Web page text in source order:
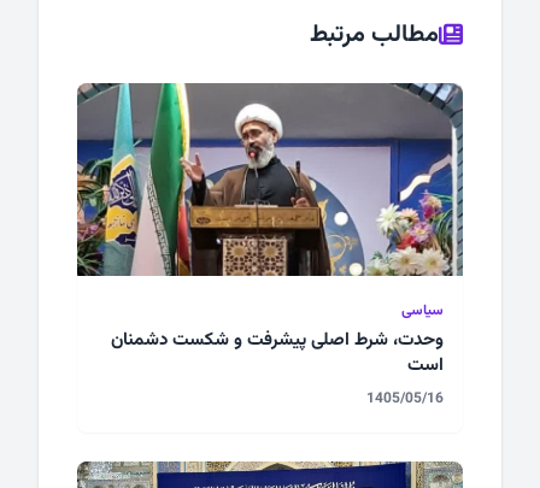
مطالب مرتبط
سیاسی
وحدت، شرط اصلی پیشرفت و شکست دشمنان
است
1405/05/16